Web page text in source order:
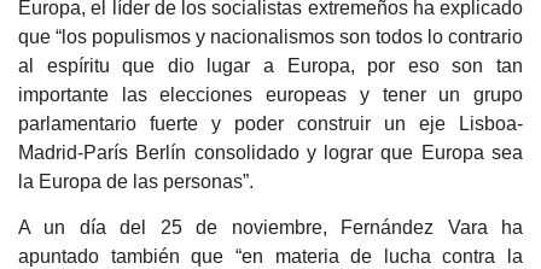
Europa, el líder de los socialistas extremeños ha explicado
que “los populismos y nacionalismos son todos lo contrario
al espíritu que dio lugar a Europa, por eso son tan
importante las elecciones europeas y tener un grupo
parlamentario fuerte y poder construir un eje Lisboa-
Madrid-París Berlín consolidado y lograr que Europa sea
la Europa de las personas”.
A un día del 25 de noviembre, Fernández Vara ha
apuntado también que “en materia de lucha contra la